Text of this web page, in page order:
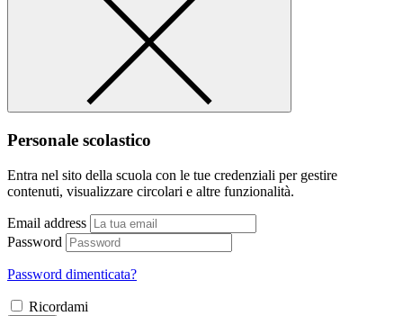
Personale scolastico
Entra nel sito della scuola con le tue credenziali per gestire
contenuti, visualizzare circolari e altre funzionalità.
Email address
Password
Password dimenticata?
Ricordami